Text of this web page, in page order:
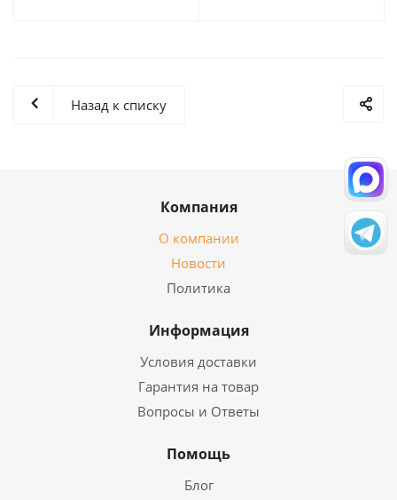
Назад к списку
Компания
О компании
Новости
Политика
Информация
Условия доставки
Гарантия на товар
Вопросы и Ответы
Помощь
Блог